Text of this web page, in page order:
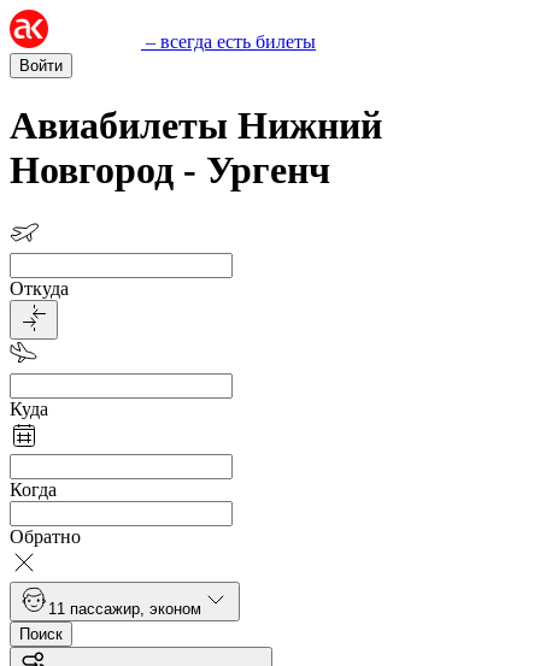
– всегда есть билеты
Войти
Авиабилеты Нижний
Новгород - Ургенч
Откуда
Куда
Когда
Обратно
1 1 пассажир эконом
Поиск